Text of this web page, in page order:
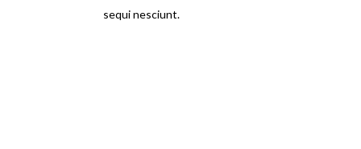
sequi nesciunt.